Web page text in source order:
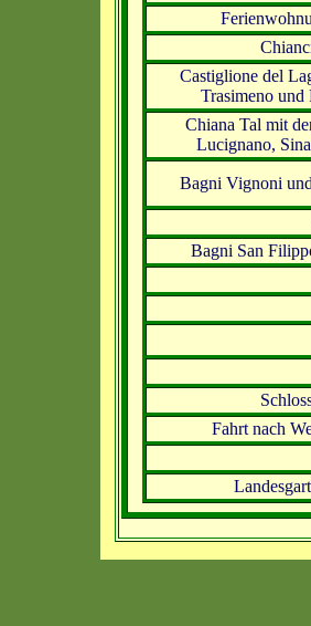
Castiglione del
Trasimeno und
Chiana Tal mit
Lucignano,
Bagni Vignoni
Bagni San
Fahrt nach